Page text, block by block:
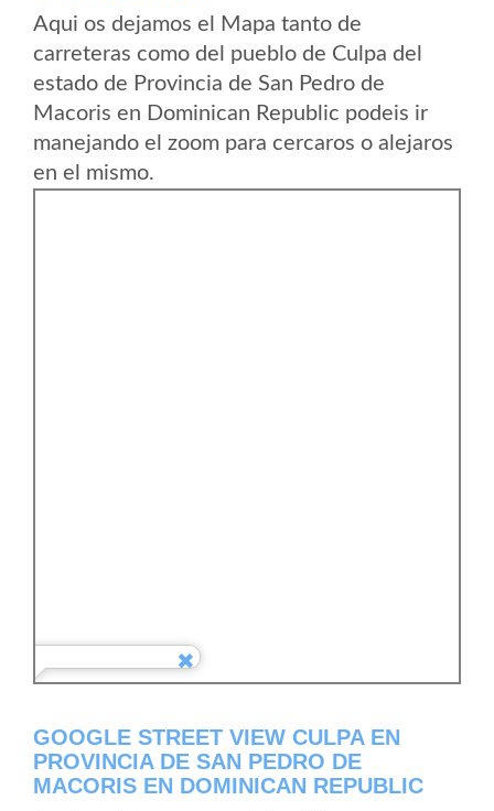
Aqui os dejamos el Mapa tanto de
carreteras como del pueblo de Culpa del
estado de Provincia de San Pedro de
Macoris en Dominican Republic podeis ir
manejando el zoom para cercaros o alejaros
en el mismo.
GOOGLE STREET VIEW CULPA EN
PROVINCIA DE SAN PEDRO DE
MACORIS EN DOMINICAN REPUBLIC